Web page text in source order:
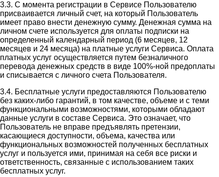
3.3. С момента регистрации в Сервисе Пользователю
присваивается личный счет, на который Пользователь
имеет право внести денежную сумму. Денежная сумма на
личном счете используется для оплаты подписки на
определенный календарный период (6 месяцев, 12
месяцев и 24 месяца) на платные услуги Сервиса. Оплата
платных услуг осуществляется путем безналичного
перевода денежных средств в виде 100%-ной предоплаты
и списывается с личного счета Пользователя.
3.4. Бесплатные услуги предоставляются Пользователю
без каких-либо гарантий, в том качестве, объеме и с теми
функциональными возможностями, которыми обладают
данные услуги в составе Сервиса. Это означает, что
Пользователь не вправе предъявлять претензии,
касающиеся доступности, объема, качества или
функциональных возможностей полученных бесплатных
услуг и пользуется ими, принимая на себя все риски и
ответственность, связанные с использованием таких
бесплатных услуг.